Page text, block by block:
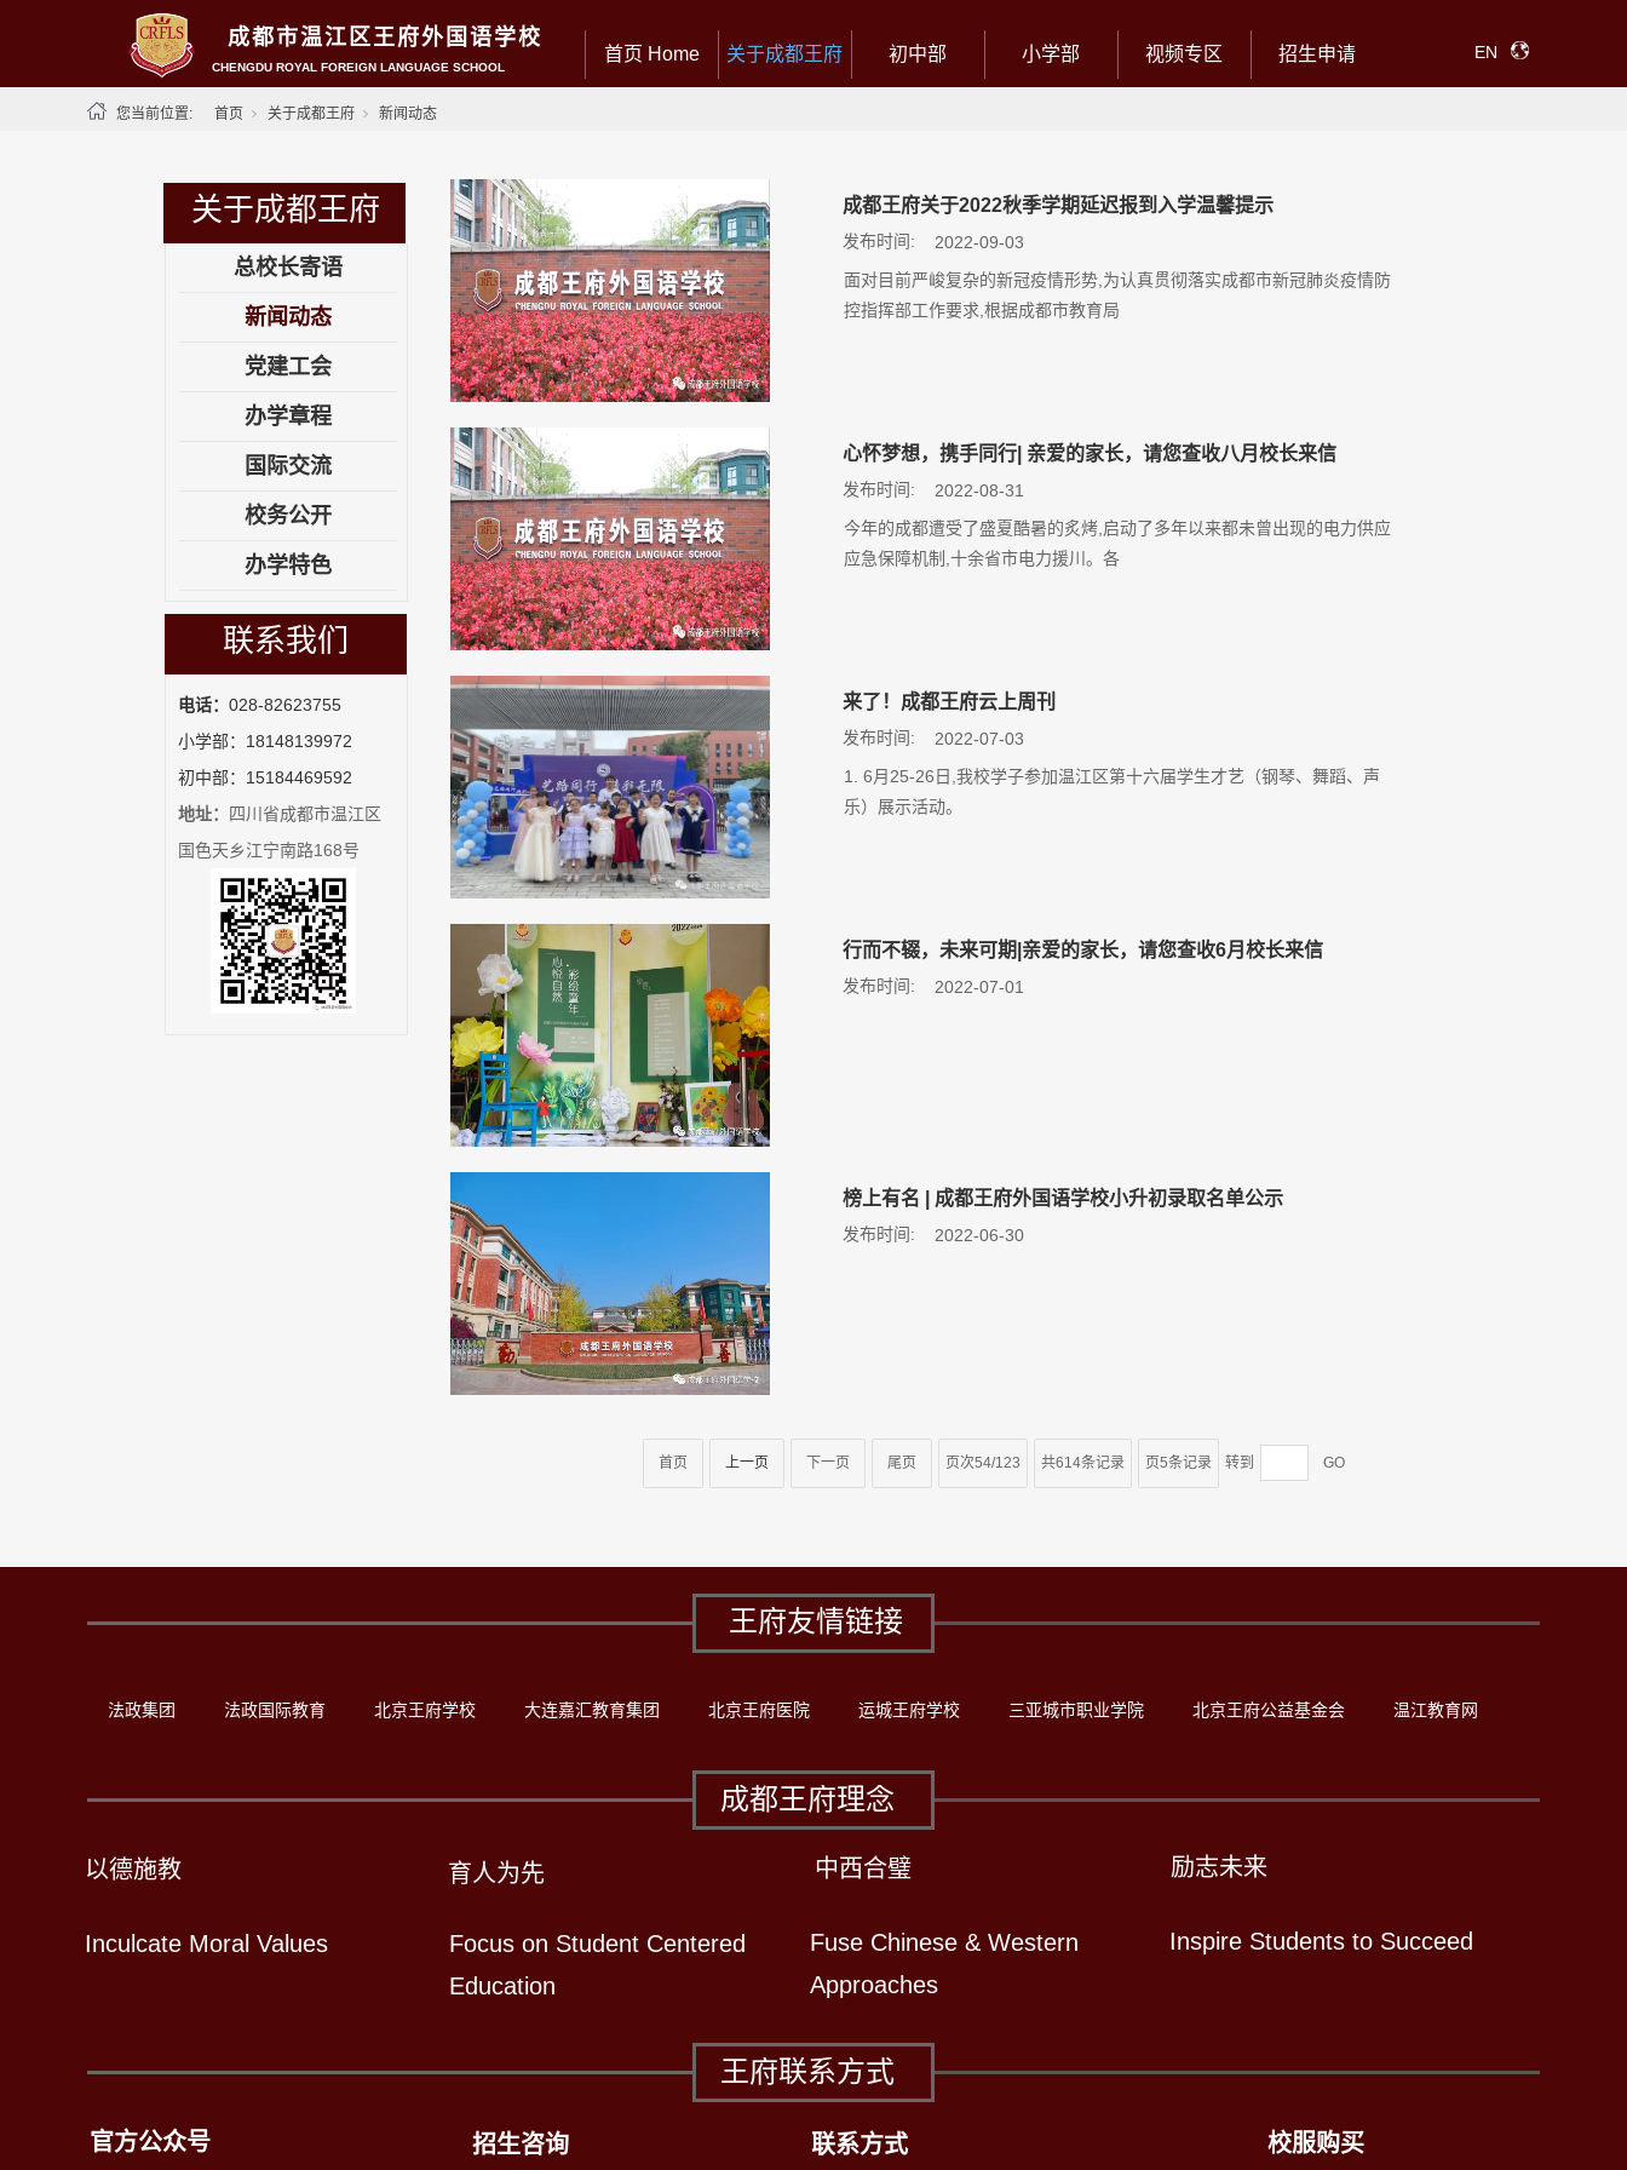
成都市温江区王府外国语学校
CHENGDU ROYAL FOREIGN LANGUAGE SCHOOL
首页 Home 关于成都王府 初中部 小学部 视频专区 招生申请 EN
您当前位置: 首页 关于成都王府 新闻动态
关于成都王府
总校长寄语
新闻动态
党建工会
办学章程
国际交流
校务公开
办学特色
联系我们
电话： 028-82623755
小学部：18148139972
初中部：15184469592
地址：
四川省成都市温江区
国色天乡江宁南路168号
成都王府关于2022秋季学期延迟报到入学温馨提示
2022-09-03
发布时间:
面对目前严峻复杂的新冠疫情形势,为认真贯彻落实成都市新冠肺炎疫情防
控指挥部工作要求,根据成都市教育局
心怀梦想，携手同行| 亲爱的家长，请您查收八月校长来信
2022-08-31
发布时间:
今年的成都遭受了盛夏酷暑的炙烤,启动了多年以来都未曾出现的电力供应
应急保障机制,十余省市电力援川。各
来了！成都王府云上周刊
2022-07-03
发布时间:
1. 6月25-26日,我校学子参加温江区第十六届学生才艺（钢琴、舞蹈、声
乐）展示活动。
行而不辍，未来可期|亲爱的家长，请您查收6月校长来信
2022-07-01
发布时间:
榜上有名 | 成都王府外国语学校小升初录取名单公示
2022-06-30
发布时间:
首页 上一页 下一页 尾页 页次54/123 共614条记录 页5条记录 转到 GO
王府友情链接
法政集团 法政国际教育 北京王府学校 大连嘉汇教育集团 北京王府医院 运城王府学校 三亚城市职业学院 北京王府公益基金会 温江教育网
成都王府理念
以德施教 育人为先 中西合璧 励志未来
Inculcate Moral Values
Focus on Student Centered
Education
Fuse Chinese & Western
Approaches
Inspire Students to Succeed
王府联系方式
官方公众号 招生咨询 联系方式 校服购买